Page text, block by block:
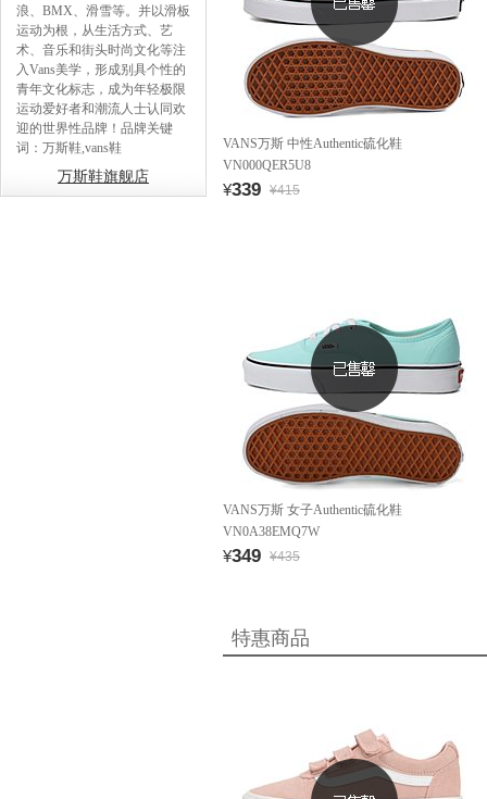
浪、BMX、滑雪等。并以滑板
运动为根，从生活方式、艺
术、音乐和街头时尚文化等注
入Vans美学，形成别具个性的
青年文化标志，成为年轻极限
运动爱好者和潮流人士认同欢
迎的世界性品牌！品牌关键
词：万斯鞋,vans鞋
万斯鞋旗舰店
VANS万斯 中性Authentic硫化鞋
VN000QER5U8
¥339 ¥415
VANS万斯 女子Authentic硫化鞋
VN0A38EMQ7W
¥349 ¥435
特惠商品